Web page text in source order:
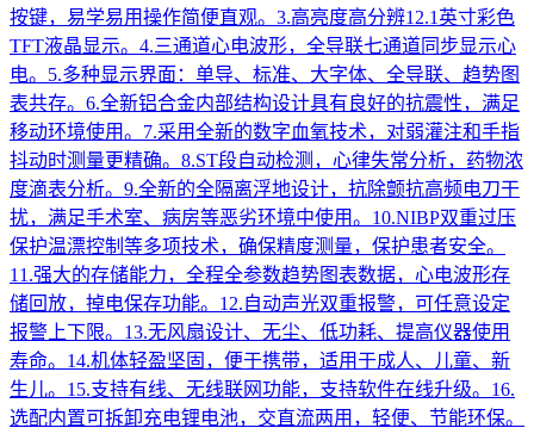
按键，易学易用操作简便直观。3.高亮度高分辨12.1英寸彩色
TFT液晶显示。4.三通道心电波形，全导联七通道同步显示心
电。5.多种显示界面：单导、标准、大字体、全导联、趋势图
表共存。6.全新铝合金内部结构设计具有良好的抗震性，满足
移动环境使用。7.采用全新的数字血氧技术，对弱灌注和手指
抖动时测量更精确。8.ST段自动检测，心律失常分析，药物浓
度滴表分析。9.全新的全隔离浮地设计，抗除颤抗高频电刀干
扰，满足手术室、病房等恶劣环境中使用。10.NIBP双重过压
保护温漂控制等多项技术，确保精度测量，保护患者安全。
11.强大的存储能力，全程全参数趋势图表数据，心电波形存
储回放，掉电保存功能。12.自动声光双重报警，可任意设定
报警上下限。13.无风扇设计、无尘、低功耗、提高仪器使用
寿命。14.机体轻盈坚固，便于携带，适用于成人、儿童、新
生儿。15.支持有线、无线联网功能，支持软件在线升级。16.
选配内置可拆卸充电锂电池，交直流两用，轻便、节能环保。